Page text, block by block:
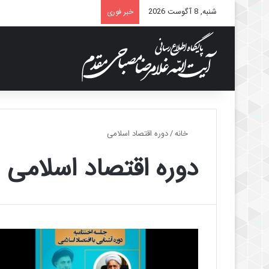
شنبه, 8 آگوست 2026 خبر فوری
خانه/دوره اقتصاد اسلامی
دوره اقتصاد اسلامی